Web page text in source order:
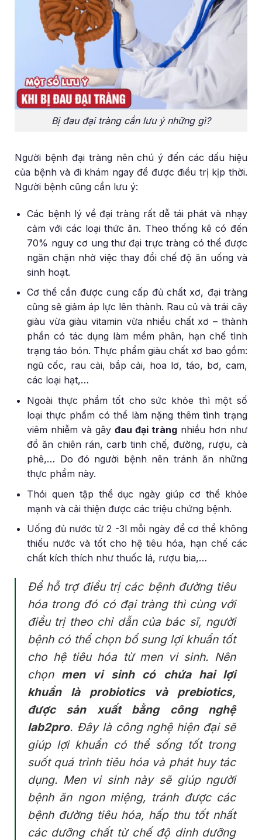
Bị đau đại tràng cần lưu ý những gì?
Người bệnh đại tràng nên chú ý đến các dấu hiệu
của bệnh và đi khám ngay để được điều trị kịp thời.
Người bệnh cũng cần lưu ý:
Các bệnh lý về đại tràng rất dễ tái phát và nhạy
cảm với các loại thức ăn. Theo thống kê có đến
70% nguy cơ ung thư đại trực tràng có thể được
ngăn chặn nhờ việc thay đổi chế độ ăn uống và
sinh hoạt.
Cơ thể cần được cung cấp đủ chất xơ, đại tràng
cũng sẽ giảm áp lực lên thành. Rau củ và trái cây
giàu vừa giàu vitamin vừa nhiều chất xơ – thành
phần có tác dụng làm mềm phân, hạn chế tình
trạng táo bón. Thực phẩm giàu chất xơ bao gồm:
ngũ cốc, rau cải, bắp cải, hoa lơ, táo, bơ, cam,
các loại hạt,…
Ngoài thực phẩm tốt cho sức khỏe thì một số
loại thực phẩm có thể làm nặng thêm tình trạng
viêm nhiễm và gây đau đại tràngnhiều hơn như
đồ ăn chiên rán, carb tinh chế, đường, rượu, cà
phê,… Do đó người bệnh nên tránh ăn những
thực phẩm này.
Thói quen tập thể dục ngày giúp cơ thể khỏe
mạnh và cải thiện được các triệu chứng bệnh.
Uống đủ nước từ 2 -3l mỗi ngày để cơ thể không
thiếu nước và tốt cho hệ tiêu hóa, hạn chế các
chất kích thích như thuốc lá, rượu bia,…
Để hỗ trợ điều trị các bệnh đường tiêu
hóa trong đó có đại tràng thì cùng với
điều trị theo chỉ dẫn của bác sĩ, người
bệnh có thể chọn bổ sung lợi khuẩn tốt
cho hệ tiêu hóa từ men vi sinh. Nên
chọn men vi sinh có chứa hai lợi
khuẩn là probiotics và prebiotics,
được sản xuất bằng công nghệ
lab2pro. Đây là công nghệ hiện đại sẽ
giúp lợi khuẩn có thể sống tốt trong
suốt quá trình tiêu hóa và phát huy tác
dụng. Men vi sinh này sẽ giúp người
bệnh ăn ngon miệng, tránh được các
bệnh đường tiêu hóa, hấp thu tốt nhất
các dưỡng chất từ chế độ dinh dưỡng